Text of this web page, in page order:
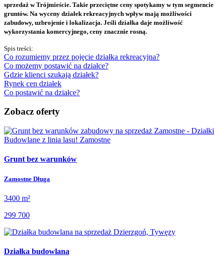
sprzedaż w Trójmieście. Takie przeciętne ceny spotykamy w tym segmencie
gruntów. Na wyceny działek rekreacyjnych wpływ mają możliwości
zabudowy, uzbrojenie i lokalizacja. Jeśli działka daje możliwość
wykorzystania komercyjnego, ceny znacznie rosną.
Spis treści:
Co rozumiemy przez pojęcie działka rekreacyjna?
Co możemy postawić na działce?
Gdzie klienci szukają działek?
Rynek cen działek
Co postawić na działce?
Zobacz oferty
Grunt bez warunków
Zamostne Długa
3400 m²
299 700
Działka budowlana